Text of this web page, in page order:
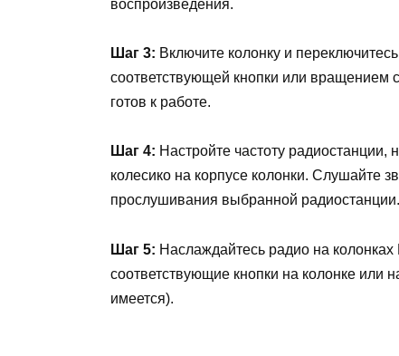
воспроизведения.
Шаг 3: Включите колонку и
соответствующей кнопки или вращением
готов к работе.
Шаг 4: Настройте частоту
колесико на корпусе колонки. Слушайте
прослушивания выбранной радиостанции.
Шаг 5: Наслаждайтесь радио на колонках
соответствующие кнопки на колонке или
имеется).